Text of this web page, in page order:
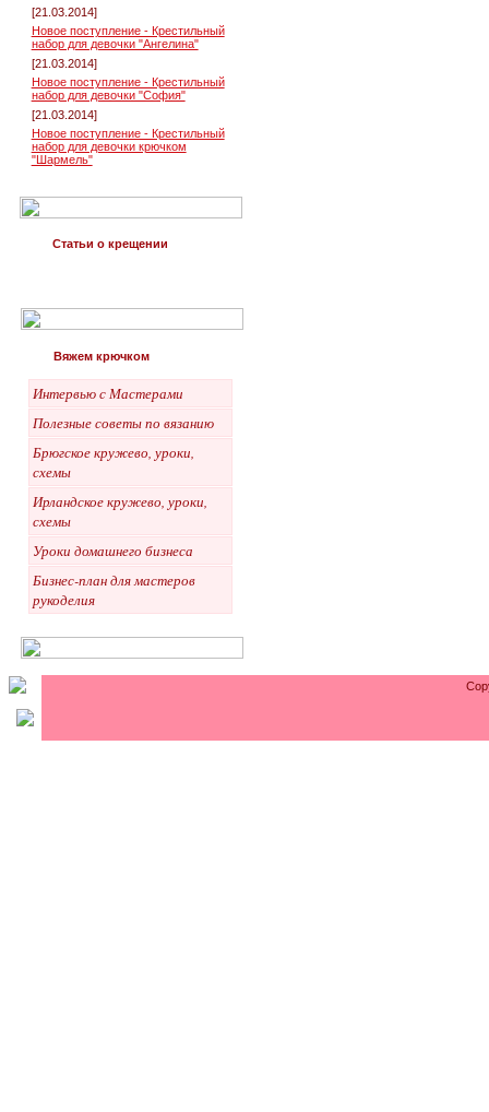
[21.03.2014]
Новое поступление - Крестильный
набор для девочки "Ангелина"
[21.03.2014]
Новое поступление - Крестильный
набор для девочки "София"
[21.03.2014]
Новое поступление - Крестильный
набор для девочки крючком
"Шармель"
Статьи о крещении
Вяжем крючком
Интервью с Мастерами
Полезные советы по вязанию
Брюгское кружево, уроки,
схемы
Ирландское кружево, уроки,
схемы
Уроки домашнего бизнеса
Бизнес-план для мастеров
рукоделия